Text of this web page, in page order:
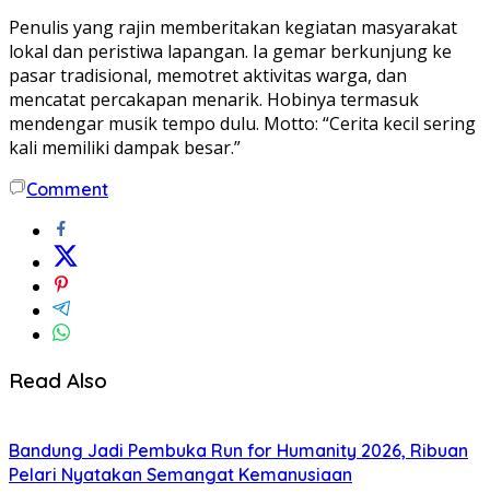
Penulis yang rajin memberitakan kegiatan masyarakat
lokal dan peristiwa lapangan. Ia gemar berkunjung ke
pasar tradisional, memotret aktivitas warga, dan
mencatat percakapan menarik. Hobinya termasuk
mendengar musik tempo dulu. Motto: “Cerita kecil sering
kali memiliki dampak besar.”
Comment
Read Also
Bandung Jadi Pembuka Run for Humanity 2026, Ribuan
Pelari Nyatakan Semangat Kemanusiaan